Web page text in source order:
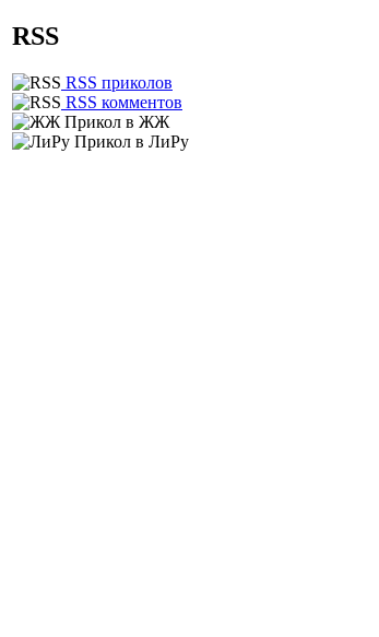
RSS
RSS приколов
RSS комментов
Прикол в ЖЖ
Прикол в ЛиРу